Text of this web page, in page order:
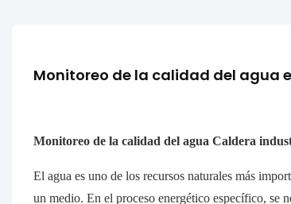
Monitoreo de la calidad del agua
Monitoreo de la calidad del agua Caldera
El agua es uno de los recursos naturales más
un medio. En el proceso energético específico, se